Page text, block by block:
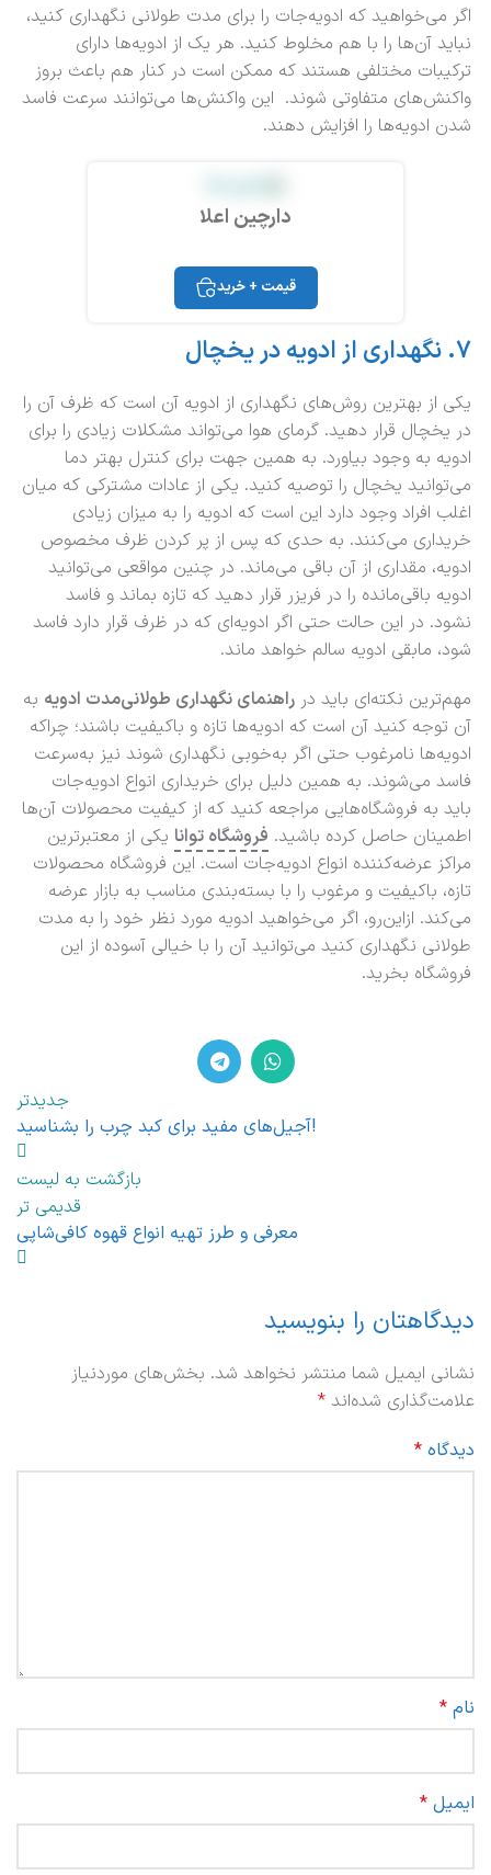
اگر می‌خواهید که ادویه‌جات را برای مدت طولانی نگهداری کنید،
نباید آن‌ها را با هم مخلوط کنید. هر یک از ادویه‌ها دارای
ترکیبات مختلفی هستند که ممکن است در کنار هم باعث بروز
واکنش‌های متفاوتی شوند. این واکنش‌ها می‌توانند سرعت فاسد
شدن ادویه‌ها را افزایش دهند.
دارچین اعلا
قیمت + خرید
7. نگهداری از ادویه در یخچال
یکی از بهترین روش‌های نگهداری از ادویه آن است که ظرف آن را
در یخچال قرار دهید. گرمای هوا می‌تواند مشکلات زیادی را برای
ادویه به وجود بیاورد. به همین جهت برای کنترل بهتر دما
می‌توانید یخچال را توصیه کنید. یکی از عادات مشترکی که میان
اغلب افراد وجود دارد این است که ادویه را به میزان زیادی
خریداری می‌کنند. به حدی که پس از پر کردن ظرف مخصوص
ادویه، مقداری از آن باقی می‌ماند. در چنین مواقعی می‌توانید
ادویه باقی‌مانده را در فریزر قرار دهید که تازه بماند و فاسد
نشود. در این حالت حتی اگر ادویه‌ای که در ظرف قرار دارد فاسد
شود، مابقی ادویه سالم خواهد ماند.
مهم‌ترین نکته‌ای باید در راهنمای نگهداری طولانی‌مدت ادویه به
آن توجه کنید آن است که ادویه‌ها تازه و باکیفیت باشند؛ چراکه
ادویه‌ها نامرغوب حتی اگر به‌خوبی نگهداری شوند نیز به‌سرعت
فاسد می‌شوند. به همین دلیل برای خریداری انواع ادویه‌جات
باید به فروشگاه‌هایی مراجعه کنید که از کیفیت محصولات آن‌ها
اطمینان حاصل کرده باشید. فروشگاه توانا یکی از معتبرترین
مراکز عرضه‌کننده انواع ادویه‌جات است. این فروشگاه محصولات
تازه، باکیفیت و مرغوب را با بسته‌بندی مناسب به بازار عرضه
می‌کند. ازاین‌رو، اگر می‌خواهید ادویه مورد نظر خود را به مدت
طولانی نگهداری کنید می‌توانید آن را با خیالی آسوده از این
فروشگاه بخرید.
جدیدتر
آجیل‌های مفید برای کبد چرب را بشناسید!
بازگشت به لیست
قدیمی تر
معرفی و طرز تهیه انواع قهوه کافی‌شاپی
دیدگاهتان را بنویسید
نشانی ایمیل شما منتشر نخواهد شد. بخش‌های موردنیاز
علامت‌گذاری شده‌اند *
دیدگاه *
نام *
ایمیل *